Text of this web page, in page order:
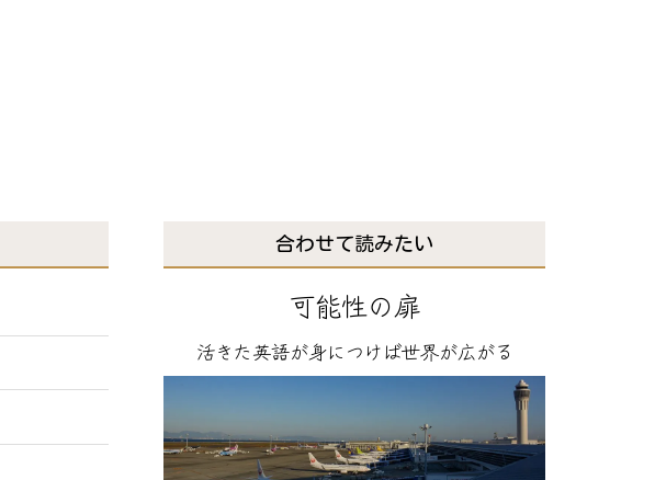
合わせて読みたい
可能性の扉
活きた英語が身につけば世界が広がる